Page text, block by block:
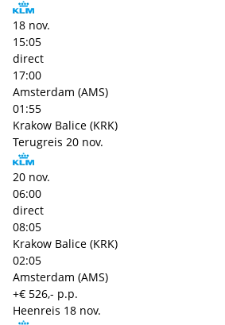
18 nov.
15:05
direct
17:00
Amsterdam (AMS)
01:55
Krakow Balice (KRK)
Terugreis 20 nov.
20 nov.
06:00
direct
08:05
Krakow Balice (KRK)
02:05
Amsterdam (AMS)
+€ 526,- p.p.
Heenreis 18 nov.